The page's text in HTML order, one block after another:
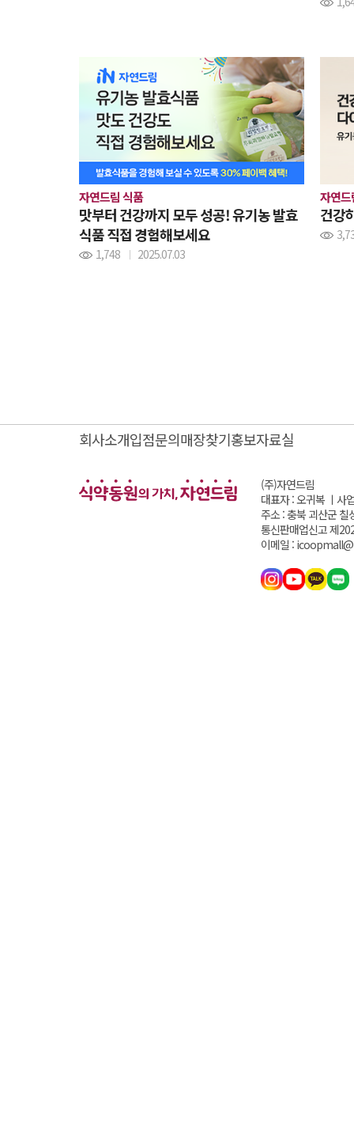
자연드림 식품
맛부터 건강까지 모두 성공! 유기농 발효
식품 직접 경험해보세요
1,748 2025.07.03
자연드
건강
회사소개입점문의매장찾기홍보자료실
(주)자연드림
대표자 : 오귀복 ㅣ 사
주소 : 충북 괴산군 칠
통신판매업신고 제
이메일 :